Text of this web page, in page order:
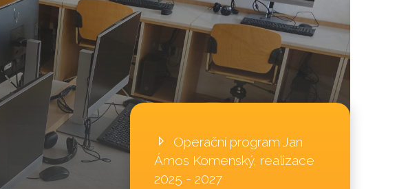
Operační program Jan
Ámos Komenský, realizace
2025 - 2027